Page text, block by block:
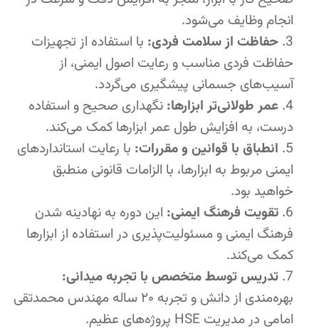
انجام وظایف می‌شود.
حفاظت از سلامت فردی: با استفاده از تجهیزات
حفاظت فردی مناسب و رعایت اصول ایمنی، از
آسیب‌های جسمانی پیشگیری می‌گردد.
عمر طولانی‌تر ابزارها: نگهداری صحیح و استفاده
درست، به افزایش طول عمر ابزارها کمک می‌کند.
انطباق با قوانین و مقررات: با رعایت استانداردهای
ایمنی مربوط به ابزارها، با الزامات قانونی منطبق
خواهید بود.
تقویت فرهنگ ایمنی: این دوره به نهادینه شدن
فرهنگ ایمنی و مسئولیت‌پذیری در استفاده از ابزارها
کمک می‌کند.
تدریس توسط متخصص با تجربه میدانی:
بهره‌مندی از دانش و تجربه ۲۰ ساله مهندس محمدتقی
امامی در مدیریت HSE پروژه‌های عظیم.